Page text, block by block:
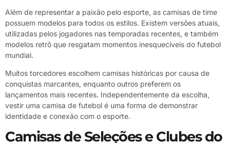
Além de representar a paixão pelo esporte, as camisas de time
possuem modelos para todos os estilos. Existem versões atuais,
utilizadas pelos jogadores nas temporadas recentes, e também
modelos retrô que resgatam momentos inesquecíveis do futebol
mundial.
Muitos torcedores escolhem camisas históricas por causa de
conquistas marcantes, enquanto outros preferem os
lançamentos mais recentes. Independentemente da escolha,
vestir uma camisa de futebol é uma forma de demonstrar
identidade e conexão com o esporte.
Camisas de Seleções e Clubes do